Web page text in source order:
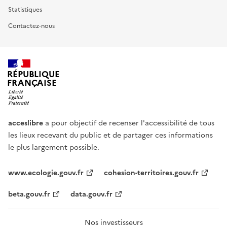
Statistiques
Contactez-nous
RÉPUBLIQUE
FRANÇAISE
acceslibre a pour objectif de recenser l'accessibilité de tous
les lieux recevant du public et de partager ces informations
le plus largement possible.
www.ecologie.gouv.fr
cohesion-territoires.gouv.fr
beta.gouv.fr
data.gouv.fr
Nos investisseurs